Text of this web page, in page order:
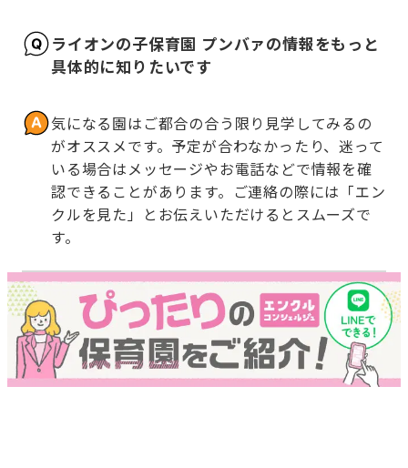
ライオンの子保育園 プンバァの情報をもっと
具体的に知りたいです
気になる園はご都合の合う限り見学してみるの
がオススメです。予定が合わなかったり、迷って
いる場合はメッセージやお電話などで情報を確
認できることがあります。ご連絡の際には「エン
クルを見た」とお伝えいただけるとスムーズで
す。